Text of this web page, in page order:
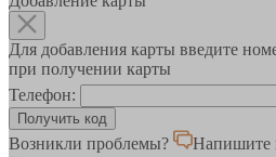
Для добавления карты введите
при получении карты
Телефон:
Возникли проблемы?
Напишите